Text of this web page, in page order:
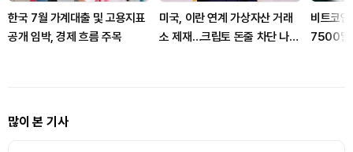
한국 7월 가계대출 및 고용지표
공개 임박, 경제 흐름 주목
미국, 이란 연계 가상자산 거래
소 제재…크립토 돈줄 차단 나섰
비트코
7500달
많이 본 기사